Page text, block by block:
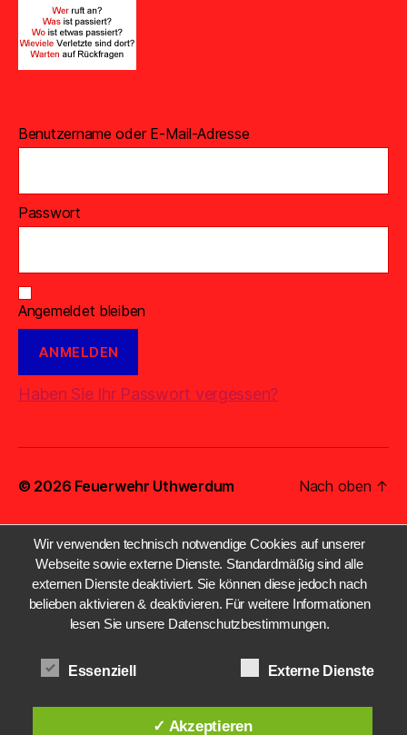
Benutzername oder E-Mail-Adresse
Passwort
Angemeldet bleiben
Haben Sie Ihr Passwort vergessen?
© 2026 Feuerwehr Uthwerdum Nach oben ↑
Wir verwenden technisch notwendige Cookies auf unserer
Webseite sowie externe Dienste. Standardmäßig sind alle
externen Dienste deaktiviert. Sie können diese jedoch nach
belieben aktivieren & deaktivieren. Für weitere Informationen
lesen Sie unsere Datenschutzbestimmungen.
Essenziell Externe Dienste
✓ Akzeptieren